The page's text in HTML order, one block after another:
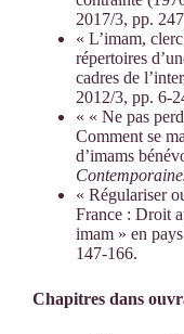
2017/3, pp.
« L’imam,
répertoires
cadres de
2012/3, pp. 6-
« « Ne pas
Comment se
d’imams
« Régulariser
France : Droit
imam » en
147-166.
Chapitres dans